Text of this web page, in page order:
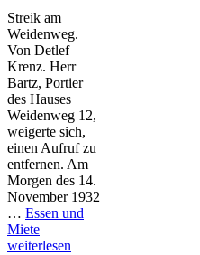
Streik am
Weidenweg.
Von Detlef
Krenz. Herr
Bartz, Portier
des Hauses
Weidenweg 12,
weigerte sich,
einen Aufruf zu
entfernen. Am
Morgen des 14.
November 1932
… Essen und
Miete
weiterlesen